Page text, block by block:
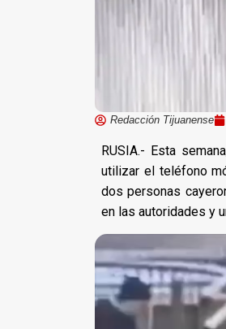
Redacción Tijuanense
RUSIA.- Esta
utilizar el teléfono
dos personas
en las autoridades y